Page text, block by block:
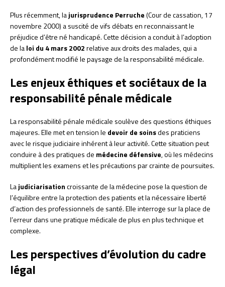
Plus récemment, lajurisprudence Perruche(Cour de cassation, 17
novembre 2000) a suscité de vifs débats en reconnaissant le
préjudice d’être né handicapé. Cette décision a conduit à l’adoption
de laloi du 4 mars 2002relative aux droits des malades, qui a
profondément modifié le paysage de la responsabilité médicale.
Les enjeux éthiques et sociétaux de la
responsabilité pénale médicale
La responsabilité pénale médicale soulève des questions éthiques
majeures. Elle met en tension le devoir de soinsdes praticiens
avec le risque judiciaire inhérent à leur activité. Cette situation peut
conduire à des pratiques de médecine défensive, où les médecins
multiplient les examens et les précautions par crainte de poursuites.
Lajudiciarisationcroissante de la médecine pose la question de
l’équilibre entre la protection des patients et la nécessaire liberté
d’action des professionnels de santé. Elle interroge sur la place de
l’erreur dans une pratique médicale de plus en plus technique et
complexe.
Les perspectives d’évolution du cadre
légal